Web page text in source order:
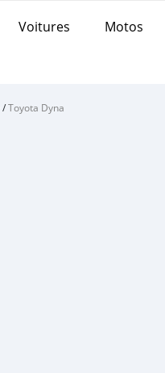
Voitures Motos
/Toyota Dyna